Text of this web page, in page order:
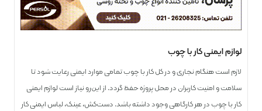
لوازم ایمنی کار با چوب
لازم است هنگام نجاری و در کل کار با چوب تمامی موارد ایمنی رعایت شود تا
سلامت و امنیت کاربران در محل پروژه حفظ گردد. از این‌رو نیاز است لوازم ایمنی
کار با چوب در هر کارگاهی وجود داشته باشد. دست‌کش، عینک، لباس ایمنی کار